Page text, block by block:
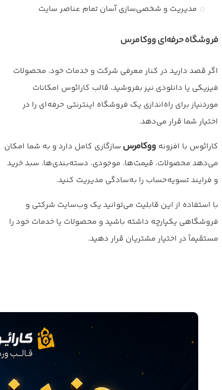
مدیریت و شخصی‌سازی آسان تمام عناصر سایت
فروشگاه حرفه‌ای ووکامرس
اگر قصد دارید در کنار معرفی شرکت و خدمات خود، محصولات
فیزیکی یا دانلودی نیز بفروشید، قالب کارائوس امکانات
موردنیاز برای راه‌اندازی یک فروشگاه اینترنتی حرفه‌ای را در
اختیار شما قرار می‌دهد.
کارائوس با افزونه ووکامرس سازگاری کامل دارد و به شما امکان
می‌دهد محصولات، قیمت‌ها، موجودی، دسته‌بندی‌ها، سبد خرید
و فرایند تسویه‌حساب را به‌سادگی مدیریت کنید.
با استفاده از این قابلیت می‌توانید یک وب‌سایت شرکتی و
فروشگاهی یکپارچه داشته باشید و محصولات یا خدمات خود را
مستقیماً در اختیار مشتریان قرار دهید.